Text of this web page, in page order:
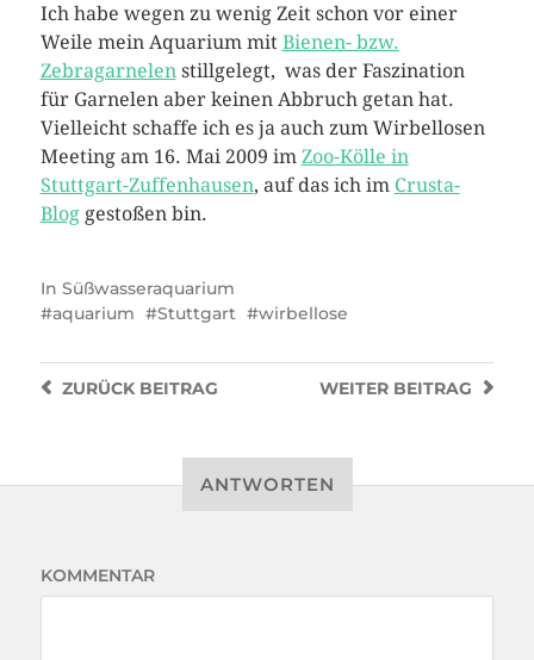
Ich habe wegen zu wenig Zeit schon vor einer
Weile mein Aquarium mit Bienen- bzw.
Zebragarnelenstillgelegt, was der Faszination
für Garnelen aber keinen Abbruch getan hat.
Vielleicht schaffe ich es ja auch zum Wirbellosen
Meeting am 16. Mai 2009 im Zoo-Kölle in
Stuttgart-Zuffenhausen, auf das ich im Crusta-
Bloggestoßen bin.
In Süßwasseraquarium
aquarium
Stuttgart wirbellose
WEITER BEITRAG
ZURÜCKBEITRAG
ANTWORTEN
KOMMENTAR